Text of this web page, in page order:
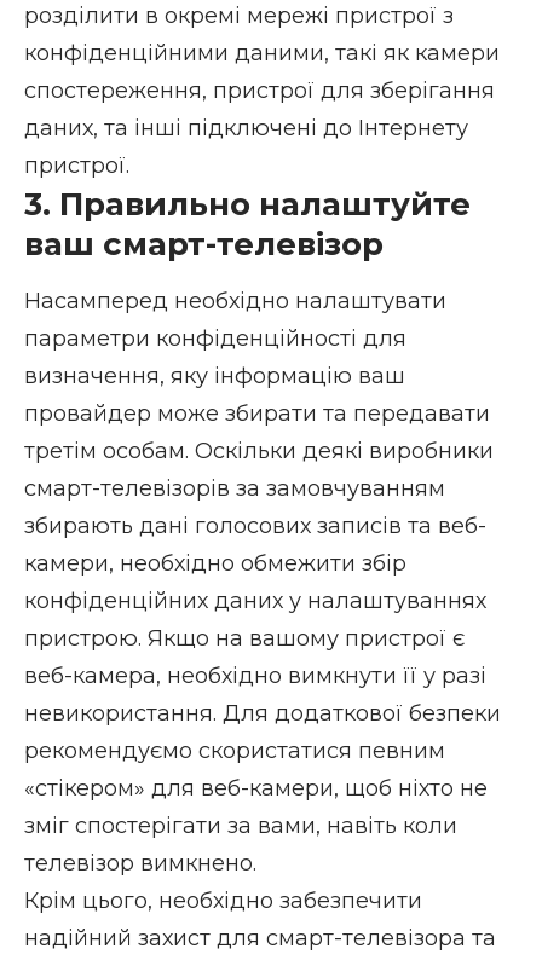
розділити в окремі мережі пристрої з
конфіденційними даними, такі як камери
спостереження, пристрої для зберігання
даних, та інші підключені до Інтернету
пристрої.
3. Правильно налаштуйте
ваш смарт-телевізор
Насамперед необхідно налаштувати
параметри конфіденційності для
визначення, яку інформацію ваш
провайдер може збирати та передавати
третім особам. Оскільки деякі виробники
смарт-телевізорів за замовчуванням
збирають дані голосових записів та веб-
камери, необхідно обмежити збір
конфіденційних даних у налаштуваннях
пристрою. Якщо на вашому пристрої є
веб-камера, необхідно вимкнути її у разі
невикористання. Для додаткової безпеки
рекомендуємо скористатися певним
«стікером» для веб-камери, щоб ніхто не
зміг спостерігати за вами, навіть коли
телевізор вимкнено.
Крім цього, необхідно забезпечити
надійний захист для смарт-телевізора та